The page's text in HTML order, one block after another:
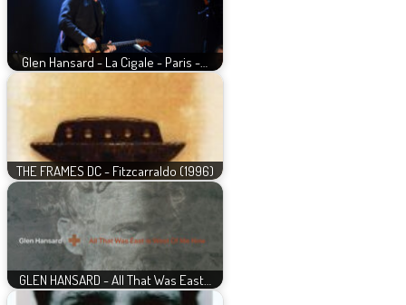
Glen Hansard - La Cigale - Paris -…
THE FRAMES DC - Fitzcarraldo (1996)
GLEN HANSARD - All That Was East…